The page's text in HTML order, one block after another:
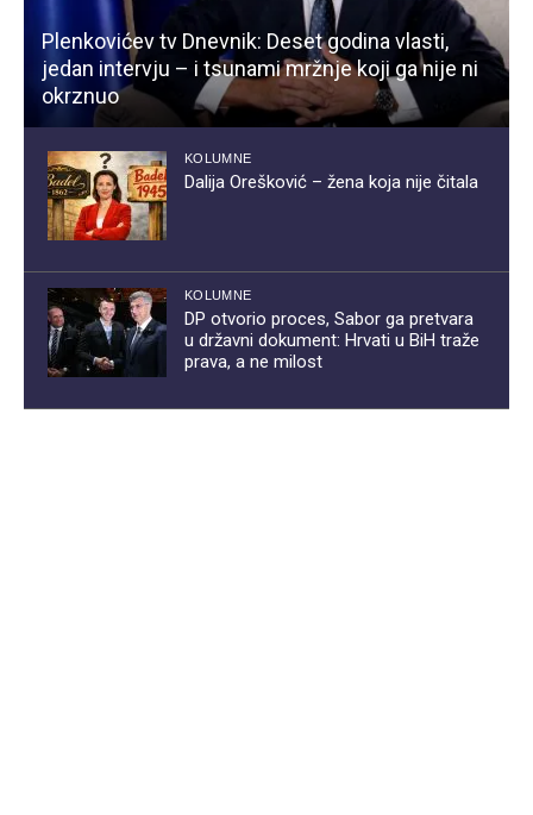
Plenkovićev tv Dnevnik: Deset godina vlasti,
jedan intervju – i tsunami mržnje koji ga nije ni
okrznuo
KOLUMNE
Dalija Orešković – žena koja nije čitala
KOLUMNE
DP otvorio proces, Sabor ga pretvara
u državni dokument: Hrvati u BiH traže
prava, a ne milost